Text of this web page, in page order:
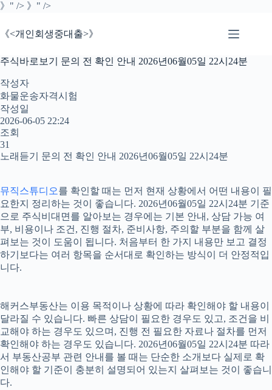
》" /> 》" />본
으
건
너
기
《<개인회생중대출>》
주식바로보기 문의 전 확인 안내 2026년06월05일 22시24분
작성자
화물운송자격시험
작성일
2026-06-05 22:24
조회
31
노래듣기 문의 전 확인 안내 2026년06월05일 22시24분
뮤직스튜디오를 확인할 때는 먼저 현재 상황에서 어떤 내용이 필
요한지 정리하는 것이 좋습니다. 2026년06월05일 22시24분 기준
으로 주식비대면를 알아보는 경우에는 기본 안내, 상담 가능 여
부, 비용이나 조건, 진행 절차, 준비사항, 주의할 부분을 함께 살
펴보는 것이 도움이 됩니다. 처음부터 한 가지 내용만 보고 결정
하기보다는 여러 항목을 순서대로 확인하는 방식이 더 안정적입
니다.
해커스부동산는 이용 목적이나 상황에 따라 확인해야 할 내용이
달라질 수 있습니다. 빠른 상담이 필요한 경우도 있고, 조건을 비
교해야 하는 경우도 있으며, 진행 전 필요한 자료나 절차를 먼저
확인해야 하는 경우도 있습니다. 2026년06월05일 22시24분 따라
서 부동산공부 관련 안내를 볼 때는 단순한 소개보다 실제로 확
인해야 할 기준이 충분히 설명되어 있는지 살펴보는 것이 좋습니
다.